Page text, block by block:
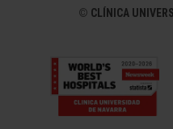
© CLÍNICA